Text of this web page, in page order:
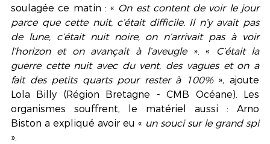
soulagée ce matin : « On est content de voir le jour
parce que cette nuit, c’était difficile. Il n’y avait pas
de lune, c’était nuit noire, on n’arrivait pas à voir
l’horizon et on avançait à l’aveugle ». « C’était la
guerre cette nuit avec du vent, des vagues et on a
fait des petits quarts pour rester à 100% », ajoute
Lola Billy (Région Bretagne - CMB Océane). Les
organismes souffrent, le matériel aussi : Arno
Biston a expliqué avoir eu «
un souci sur le grand spi
».